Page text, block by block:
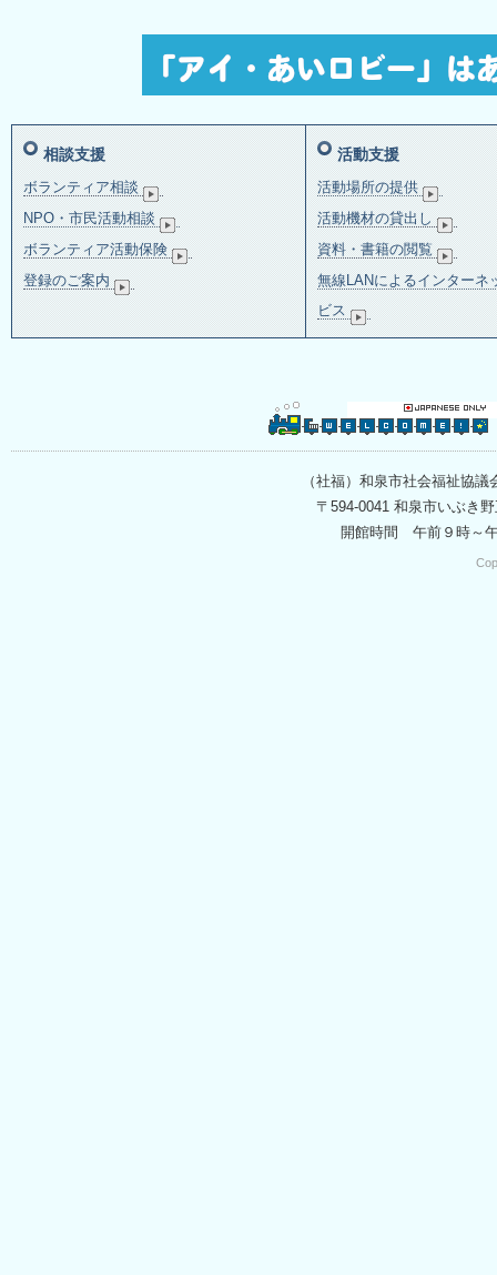
相談支援
ボランティア相談
NPO・市民活動相談
ボランティア活動保険
登録のご案内
活動支援
活動場所の提供
活動機材の貸出し
資料・書籍の閲覧
無線LANによるインターネ
ビス
（社福）和泉市社会福祉協
〒594-0041 和泉市いぶき
開館時間 午前９時～